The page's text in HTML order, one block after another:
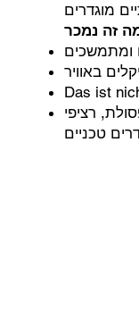
זה נמכר
ומתמשכים
באוויר
Das ist
רציפי